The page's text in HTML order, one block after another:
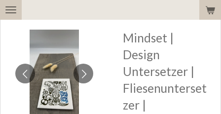
Zum
Mindset |
Design
Untersetzer |
Fliesenunterset
zer |